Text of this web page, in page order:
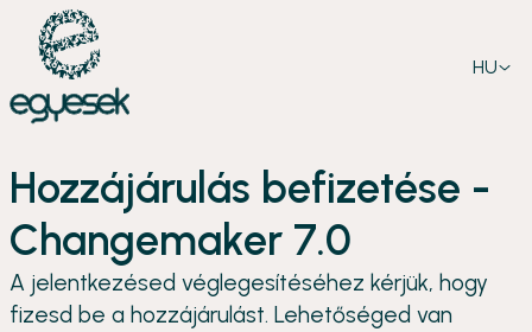
HU
Hozzájárulás befizetése -
Changemaker 7.0
A jelentkezésed véglegesítéséhez kérjük, hogy
fizesd be a hozzájárulást. Lehetőséged van